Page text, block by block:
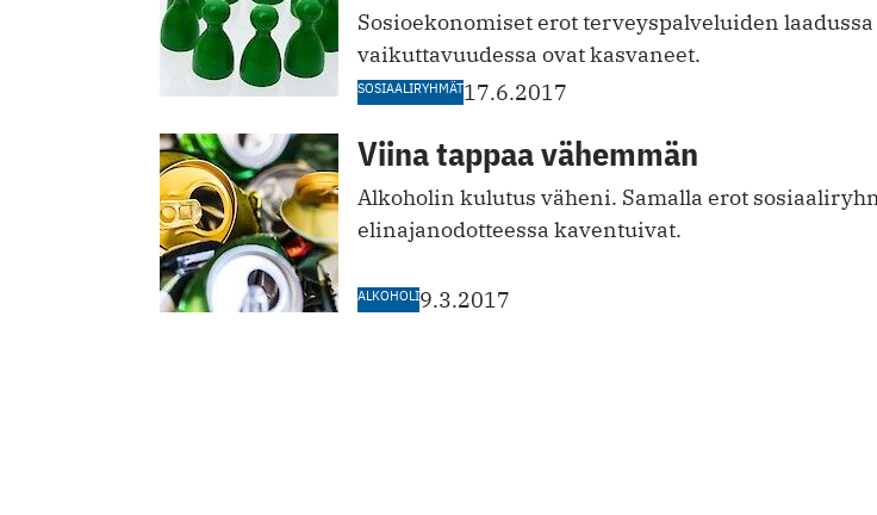
Sosioekonomiset erot terveyspalveluiden laadussa
vaikuttavuudessa ovat kasvaneet.
SOSIAALIRYHMÄT17.6.2017
Viina tappaa vähemmän
Alkoholin kulutus väheni. Samalla erot
elinajanodotteessa kaventuivat.
ALKOHOLI9.3.2017